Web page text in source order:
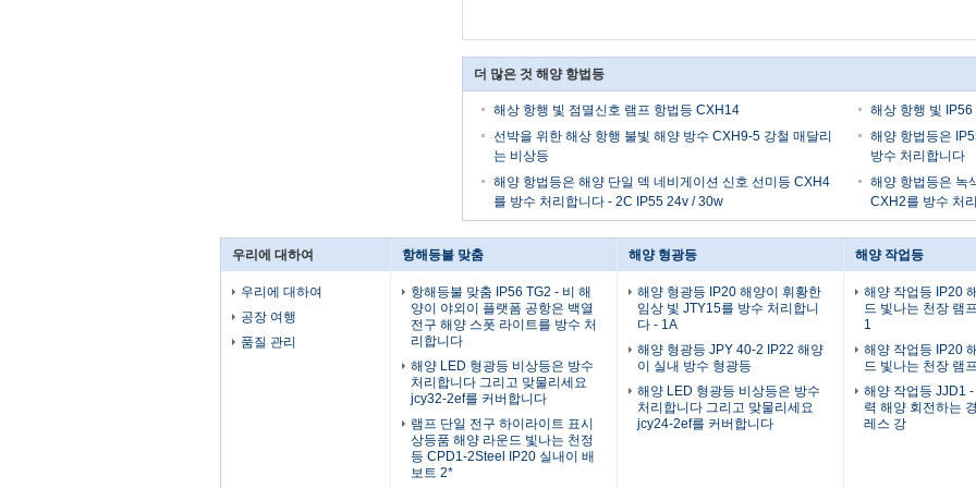
더 많은 것 해양 항법등
해상 항행 빛 점멸신호 램프 항법등 CXH14
해상 항행 빛
선박을 위한 해상 항행 불빛 해양 방수 CXH9-5 강철 매달리
는 비상등
해양 항법등은
방수 처리합니다
해양 항법등은 해양 단일 덱 네비게이션 신호 선미등 CXH4
를 방수 처리합니다 - 2C IP55 24v / 30w
해양 항법등은 녹
CXH2를 방수 처
우리에 대하여
우리에 대하여
공장 여행
품질 관리
항해등불 맞춤
항해등불 맞춤 IP56 TG2 - 비 해
양이 야외이 플랫폼 공항은 백열
전구 해양 스폿 라이트를 방수 처
리합니다
해양 LED 형광등 비상등은 방수
처리합니다 그리고 맞물리세요
jcy32-2ef를 커버합니다
램프 단일 전구 하이라이트 표시
상등품 해양 라운드 빛나는 천정
등 CPD1-2Steel IP20 실내이 배
보트 2*
해양 형광등
해양 형광등 IP20 해양이 휘황한
임상 빛 JTY15를 방수 처리합니
다 - 1A
해양 형광등 JPY 40-2 IP22 해양
이 실내 방수 형광등
해양 LED 형광등 비상등은 방수
처리합니다 그리고 맞물리세요
jcy24-2ef를 커버합니다
해양 작업등
해양 작업등 IP20
드 빛나는 천장 램
1
해양 작업등 IP20
드 빛나는 천장 램
해양 작업등 JJD1
력 해양 회전하는
레스 강